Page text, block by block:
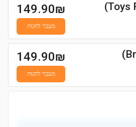
149.90₪
מעבר לחנות
149.90₪
מעבר לחנות